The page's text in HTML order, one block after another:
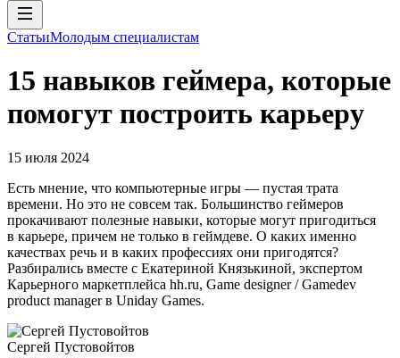
СтатьиМолодым специалистам
15 навыков геймера, которые
помогут построить карьеру
15 июля 2024
Есть мнение, что компьютерные игры — пустая трата
времени. Но это не совсем так. Большинство геймеров
прокачивают полезные навыки, которые могут пригодиться
в карьере, причем не только в геймдеве. О каких именно
качествах речь и в каких профессиях они пригодятся?
Разбирались вместе с Екатериной Князькиной, экспертом
Карьерного маркетплейса hh.ru, Game designer / Gamedev
product manager в Uniday Games.
Сергей Пустовойтов